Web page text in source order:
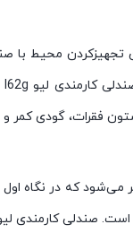
محیط
فقرات، گودی
که در نگاه